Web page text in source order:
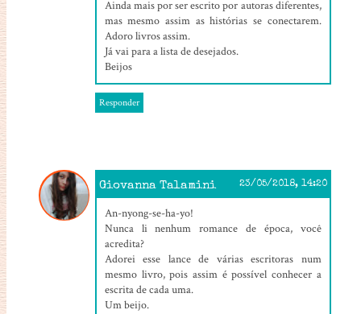
Ainda mais por ser escrito por autoras diferentes,
mas mesmo assim as histórias se conectarem.
Adoro livros assim.
Já vai para a lista de desejados.
Beijos
Responder
Giovanna Talamini 23/05/2018, 14:20
An-nyong-se-ha-yo!
Nunca li nenhum romance de época, você
acredita?
Adorei esse lance de várias escritoras num
mesmo livro, pois assim é possível conhecer a
escrita de cada uma.
Um beijo.